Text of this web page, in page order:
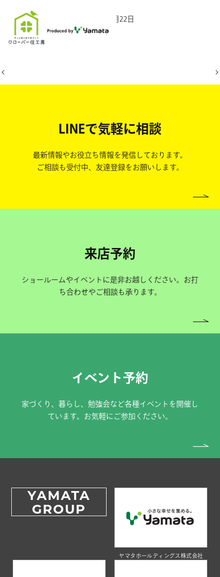
2025年12月22日
LINEで気軽に相談
最新情報やお役立ち情報を発信しております。
ご相談も受付中、友達登録をお願いします。
来店予約
ショールームやイベントに是非お越しください。お打
ち合わせやご相談も承ります。
イベント予約
家づくり、暮らし、勉強会など各種イベントを開催し
ています。お気軽にご参加ください。
YAMATA
GROUP
ヤマタホールディングス株式会社